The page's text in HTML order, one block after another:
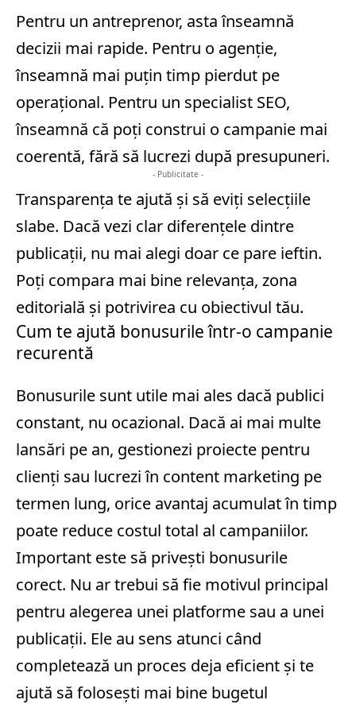
Pentru un antreprenor, asta înseamnă
decizii mai rapide. Pentru o agenție,
înseamnă mai puțin timp pierdut pe
operațional. Pentru un specialist SEO,
înseamnă că poți construi o campanie mai
coerentă, fără să lucrezi după presupuneri.
- Publicitate -
Transparența te ajută și să eviți selecțiile
slabe. Dacă vezi clar diferențele dintre
publicații, nu mai alegi doar ce pare ieftin.
Poți compara mai bine relevanța, zona
editorială și potrivirea cu obiectivul tău.
Cum te ajută bonusurile într-o campanie
recurentă
Bonusurile sunt utile mai ales dacă publici
constant, nu ocazional. Dacă ai mai multe
lansări pe an, gestionezi proiecte pentru
clienți sau lucrezi în content marketing pe
termen lung, orice avantaj acumulat în timp
poate reduce costul total al campaniilor.
Important este să privești bonusurile
corect. Nu ar trebui să fie motivul principal
pentru alegerea unei platforme sau a unei
publicații. Ele au sens atunci când
completează un proces deja eficient și te
ajută să folosești mai bine bugetul